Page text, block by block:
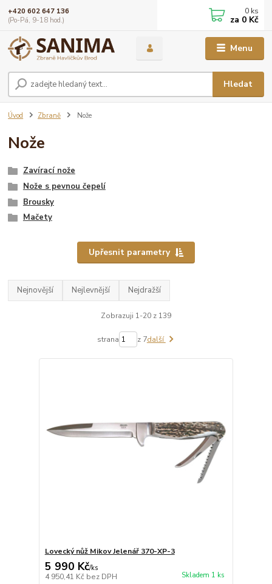
Menu
Hledat
+420 602 647 136
(Po-Pá, 9-18 hod.)
0 ks
za 0 Kč
Úvod Zbraně Nože
Nože
Zavírací nože
Nože s pevnou čepelí
Brousky
Mačety
Upřesnit parametry
Nejnovější Nejlevnější Nejdražší
Zobrazuji 1-20 z 139
strana z 7další
Lovecký nůž Mikov Jelenář 370-XP-3
5 990 Kč/ks
4 950,41 Kč bez DPH Skladem 1 ks